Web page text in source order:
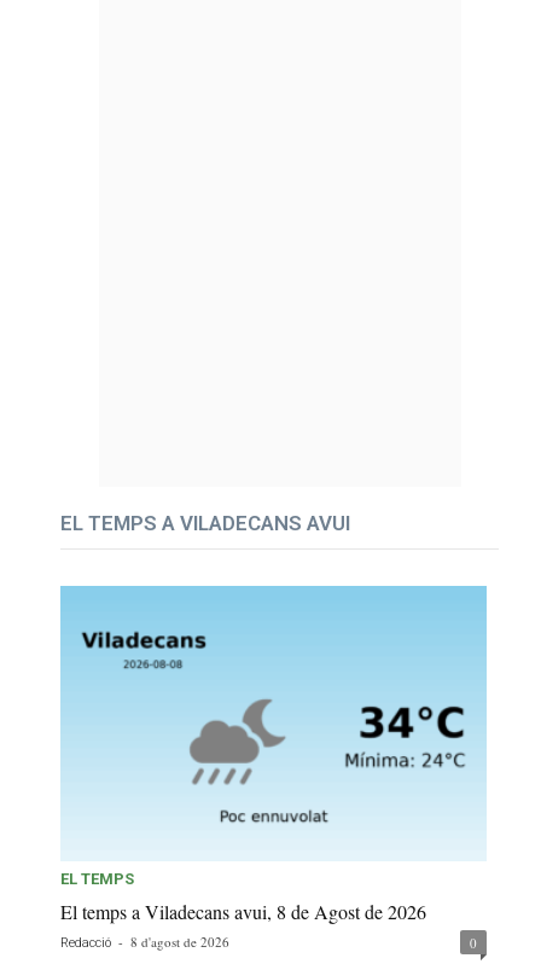
EL TEMPS A VILADECANS AVUI
EL TEMPS
El temps a Viladecans avui, 8 de Agost de 2026
Redacció - 8 d'agost de 2026 0